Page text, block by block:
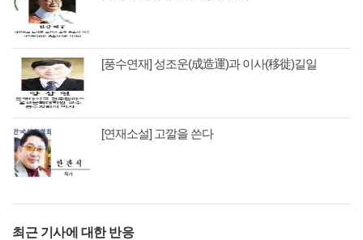
[풍수연재] 성조운(成造運)과 이사(移徙)길일
[연재소설] 고깔을 쓴다
최근 기사에 대한 반응